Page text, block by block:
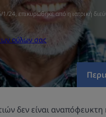
1/24, επικυρώθηκε από η ιατρική
ούλων σας
δεν είναι